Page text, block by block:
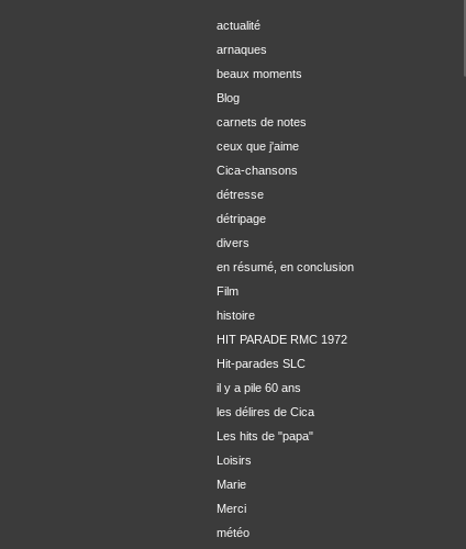
actualité
arnaques
beaux moments
Blog
carnets de notes
ceux que j'aime
Cica-chansons
détresse
détripage
divers
en résumé, en conclusion
Film
histoire
HIT PARADE RMC 1972
Hit-parades SLC
il y a pile 60 ans
les délires de Cica
Les hits de "papa"
Loisirs
Marie
Merci
météo